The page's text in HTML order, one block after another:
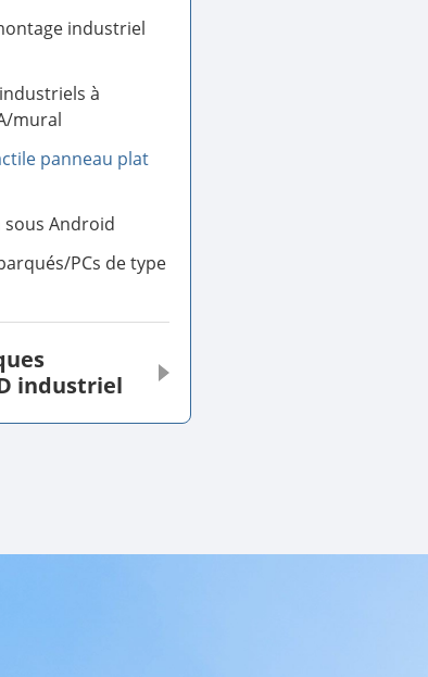
industriel
à
mural
panneau plat
sous Android
PCs de type
industriel